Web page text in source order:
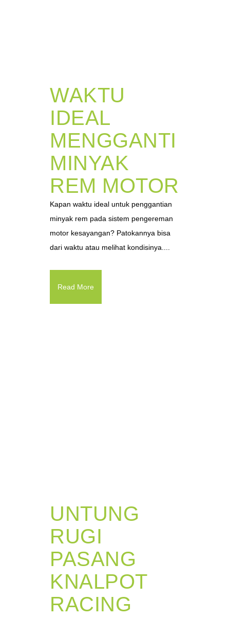
WAKTU
IDEAL
MENGGANTI
MINYAK
REM MOTOR
Kapan waktu ideal untuk penggantian
minyak rem pada sistem pengereman
motor kesayangan? Patokannya bisa
dari waktu atau melihat kondisinya....
Read More
UNTUNG
RUGI
PASANG
KNALPOT
RACING